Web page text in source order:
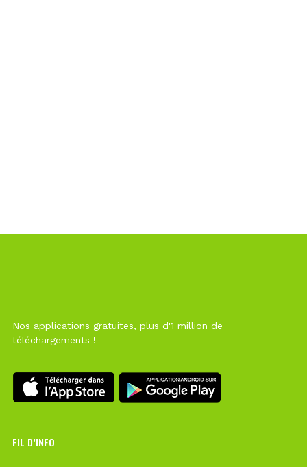
Nos applications gratuites, plus d'1 million de
téléchargements !
FIL D’INFO